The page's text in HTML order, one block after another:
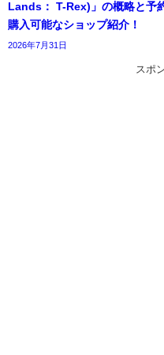
Lands： T-Rex)」の概略と予
購入可能なショップ紹介！
2026年7月31日
スポ